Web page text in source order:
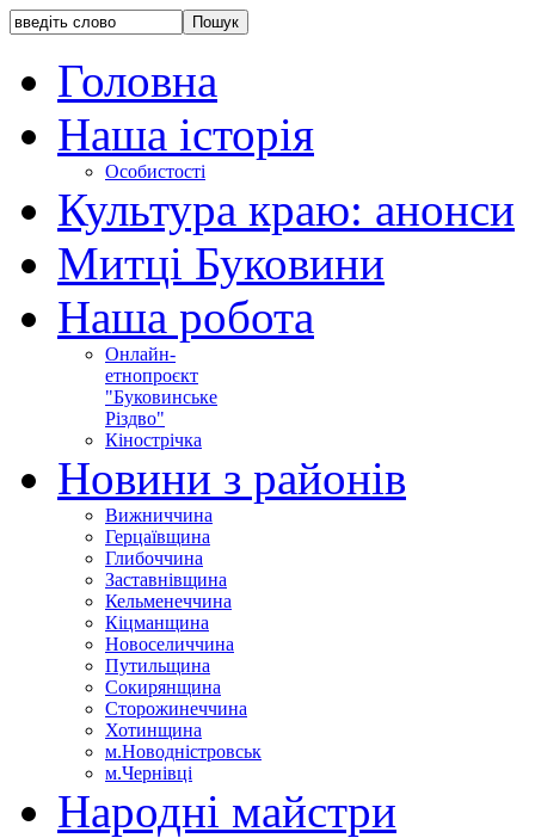
Головна
Наша історія
Особистості
Культура краю: анонси
Митці Буковини
Наша робота
Онлайн-
етнопроєкт
"Буковинське
Різдво"
Кінострічка
Новини з районів
Вижниччина
Герцаївщина
Глибоччина
Заставнівщина
Кельменеччина
Кіцманщина
Новоселиччина
Путильщина
Сокирянщина
Сторожинеччина
Хотинщина
м.Новодністровськ
м.Чернівці
Народні майстри